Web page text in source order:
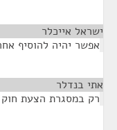
ישראל אייכלר
אפשר יהיה להוסיף
אתי בנדלר
רק במסגרת הצעת